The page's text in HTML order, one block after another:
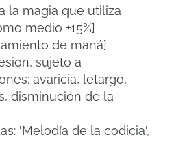
la magia que utiliza
medio +15%]
de maná]
sujeto a
avaricia, letargo,
disminución de la
'Melodía de la codicia',